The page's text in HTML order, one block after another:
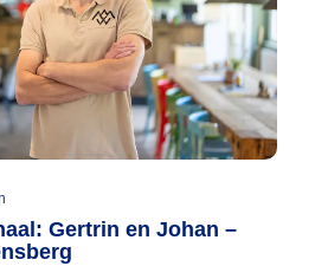
Gertrin en Johan –